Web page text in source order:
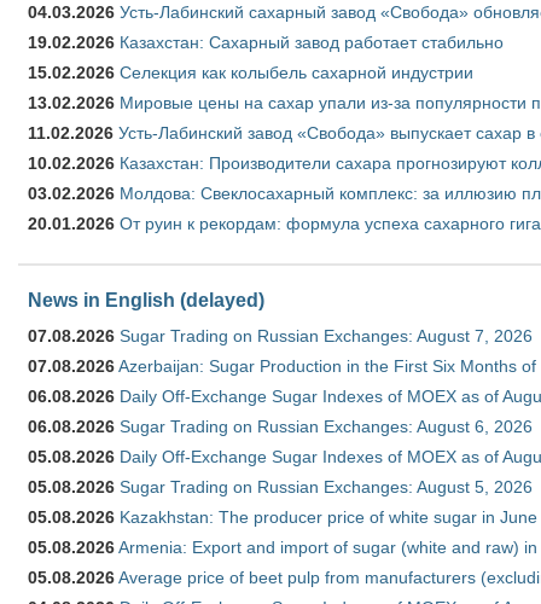
04.03.2026 Усть-Лабинский сахарный завод «Свобода»
19.02.2026 Казахстан: Сахарный завод работает стабильно
15.02.2026 Селекция как колыбель сахарной индустрии
13.02.2026 Мировые цены на сахар упали из-за популярности
11.02.2026 Усть-Лабинский завод «Свобода» выпускает сахар в
10.02.2026 Казахстан: Производители сахара прогнозируют
03.02.2026 Молдова: Свеклосахарный комплекс: за иллюзию
20.01.2026 От руин к рекордам: формула успеха сахарного
News in English (delayed)
07.08.2026 Sugar Trading on Russian Exchanges: August 7, 2026
07.08.2026Azerbaijan: Sugar Production in the First Six Months of
06.08.2026 Daily Off-Exchange Sugar Indexes of MOEX as of
06.08.2026 Sugar Trading on Russian Exchanges: August 6, 2026
05.08.2026 Daily Off-Exchange Sugar Indexes of MOEX as of
05.08.2026 Sugar Trading on Russian Exchanges: August 5, 2026
05.08.2026 Kazakhstan: The producer price of white sugar in
05.08.2026Armenia: Export and import of sugar (white and raw)
05.08.2026Average price of beet pulp from manufacturers